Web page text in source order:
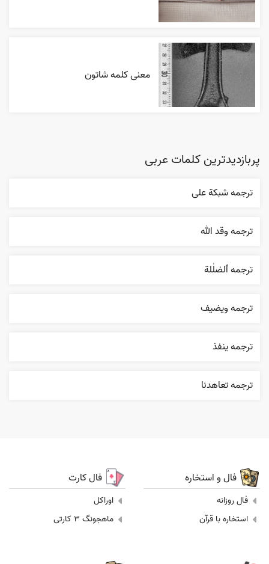
معنی کلمه شاتون
پربازدیدترین کلمات عربی
ترجمه شبکة علی
ترجمه وقد الله
ترجمه ٱلضلٰلة
ترجمه ويضيف
ترجمه ينفذ
ترجمه تعاهدنا
فال و استخاره
فال روزانه
استخاره با قرآن
فال کارت
اوراکل
ماهجونگ 3 کارتی